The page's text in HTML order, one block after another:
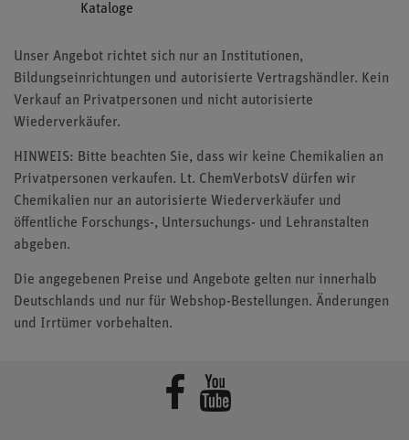
Kataloge
Unser Angebot richtet sich nur an Institutionen,
Bildungseinrichtungen und autorisierte Vertragshändler. Kein
Verkauf an Privatpersonen und nicht autorisierte
Wiederverkäufer.
HINWEIS: Bitte beachten Sie, dass wir keine Chemikalien an
Privatpersonen verkaufen. Lt. ChemVerbotsV dürfen wir
Chemikalien nur an autorisierte Wiederverkäufer und
öffentliche Forschungs-, Untersuchungs- und Lehranstalten
abgeben.
Die angegebenen Preise und Angebote gelten nur innerhalb
Deutschlands und nur für Webshop-Bestellungen. Änderungen
und Irrtümer vorbehalten.